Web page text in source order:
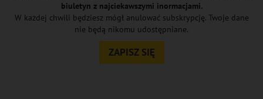
biuletyn z najciekawszymi inormacjami.
W każdej chwili będziesz mógł anulować subskrypcję. Twoje dane
nie będą nikomu udostępniane.
ZAPISZ SIĘ